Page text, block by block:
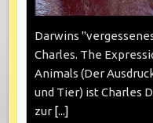
Darwins
Charles. The
Animals (Der
und Tier) ist Charles
zur [...]